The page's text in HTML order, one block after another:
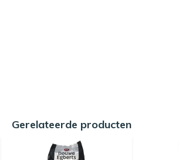
Gerelateerde producten